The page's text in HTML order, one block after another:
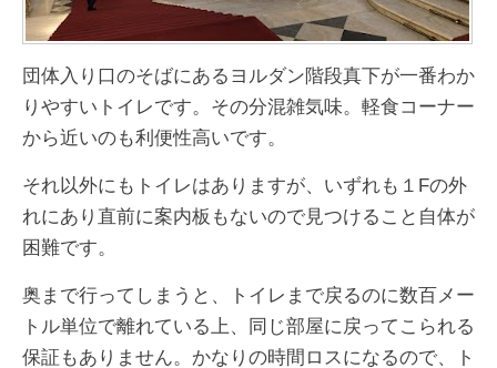
団体入り口のそばにあるヨルダン階段真下が一番わか
りやすいトイレです。その分混雑気味。軽食コーナー
から近いのも利便性高いです。
それ以外にもトイレはありますが、いずれも１Fの外
れにあり直前に案内板もないので見つけること自体が
困難です。
奥まで行ってしまうと、トイレまで戻るのに数百メー
トル単位で離れている上、同じ部屋に戻ってこられる
保証もありません。かなりの時間ロスになるので、ト